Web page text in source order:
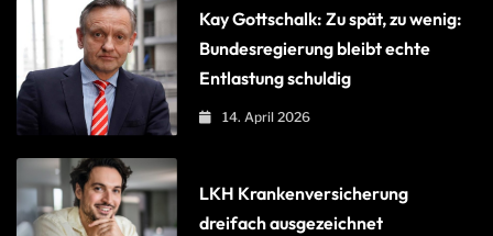
Kay Gottschalk: Zu spät, zu wenig:
Bundesregierung bleibt echte
Entlastung schuldig
14. April 2026
LKH Krankenversicherung
dreifach ausgezeichnet